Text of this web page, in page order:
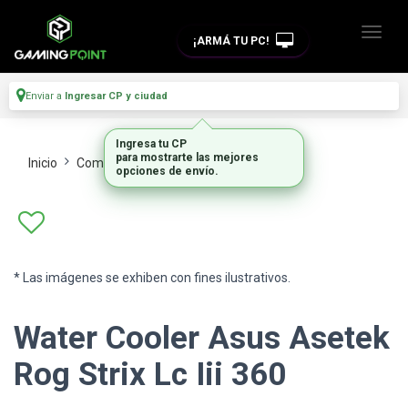
¡ARMÁ TU PC!
Enviar a Ingresar CP y ciudad
Inicio Componentes De Pc Refrigeracion
* Las imágenes se exhiben con fines ilustrativos.
Water Cooler Asus Asetek
Rog Strix Lc Iii 360
Ingresa tu CP
para mostrarte las mejores
opciones de envío.